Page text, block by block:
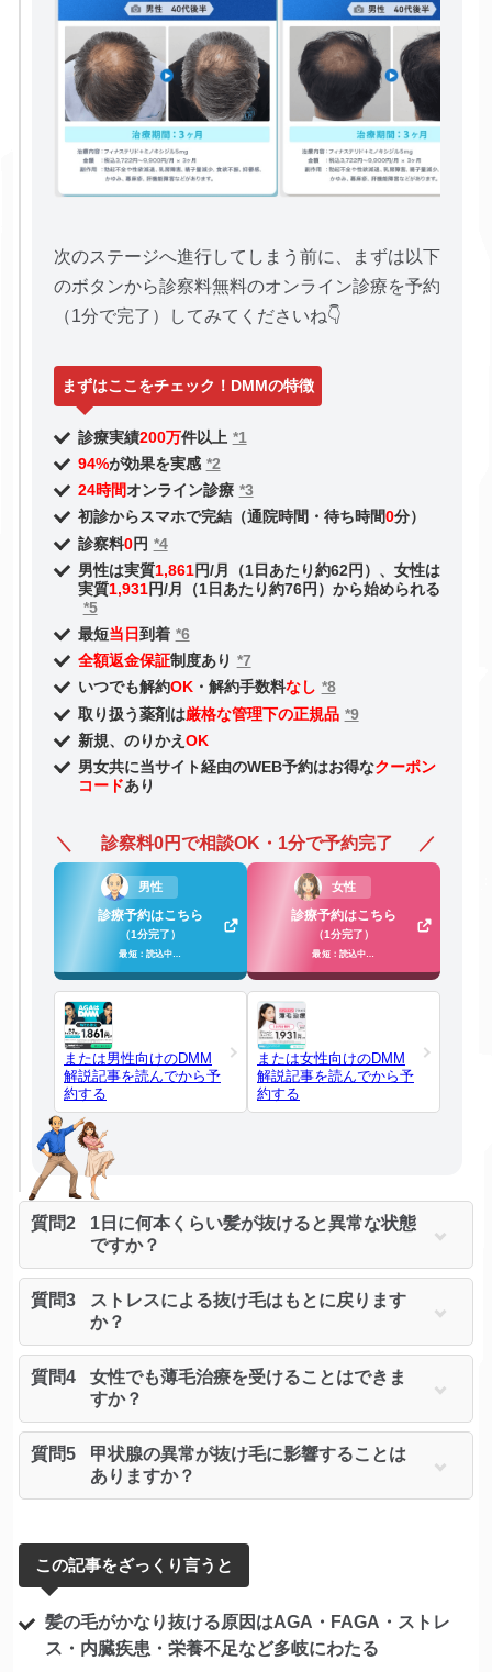
次のステージへ進行してしまう前に、まずは以下
のボタンから診察料無料のオンライン診療を予約
（1分で完了）してみてくださいね👇
まずはここをチェック！DMMの特徴
診療実績200万件以上 *1
94%が効果を実感 *2
24時間オンライン診療 *3
初診からスマホで完結（通院時間・待ち時間0分）
診察料0円 *4
男性は実質1,861円/月（1日あたり約62円）、女性は
実質1,931円/月（1日あたり約76円）から始められる
*5
最短当日到着 *6
全額返金保証制度あり *7
いつでも解約OK・解約手数料なし *8
取り扱う薬剤は厳格な管理下の正規品 *9
新規、のりかえ OK
男女共に当サイト経由のWEB予約はお得なクーポン
コードあり
診察料0円で相談OK・1分で予約完了
男性
診療予約はこちら
（1分完了）
最短：読込中…
または男性向けのDMM
解説記事を読んでから予
約する
女性
診療予約はこちら
（1分完了）
最短：読込中…
または女性向けのDMM
解説記事を読んでから予
約する
質問2
1日に何本くらい髪が抜けると異常な状態
ですか？
質問3
ストレスによる抜け毛はもとに戻ります
か？
質問4
女性でも薄毛治療を受けることはできま
すか？
質問5
甲状腺の異常が抜け毛に影響することは
ありますか？
この記事をざっくり言うと
髪の毛がかなり抜ける原因はAGA・FAGA・ストレ
ス・内臓疾患・栄養不足など多岐にわたる